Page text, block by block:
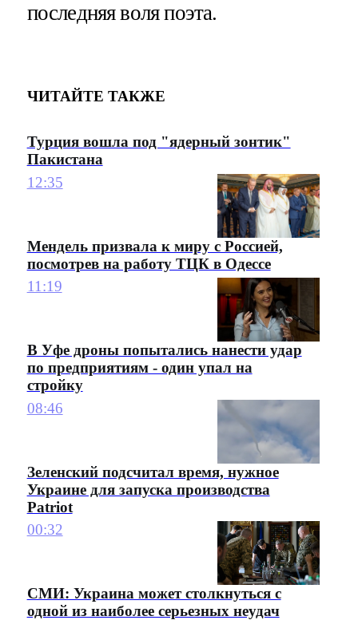
последняя воля поэта.
ЧИТАЙТЕ ТАКЖЕ
Турция вошла под "ядерный зонтик"
Пакистана
12:35
Мендель призвала к миру с Россией,
посмотрев на работу ТЦК в Одессе
11:19
В Уфе дроны попытались нанести удар
по предприятиям - один упал на
стройку
08:46
Зеленский подсчитал время, нужное
Украине для запуска производства
Patriot
00:32
СМИ: Украина может столкнуться с
одной из наиболее серьезных неудач